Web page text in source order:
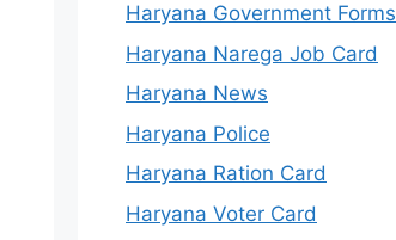
Haryana Government Forms
Haryana Narega Job Card
Haryana News
Haryana Police
Haryana Ration Card
Haryana Voter Card